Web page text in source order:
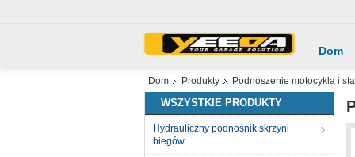
Dom
Dom Produkty Podnoszenie motocykla i
WSZYSTKIE PRODUKTY
Hydrauliczny podnośnik skrzyni
biegów